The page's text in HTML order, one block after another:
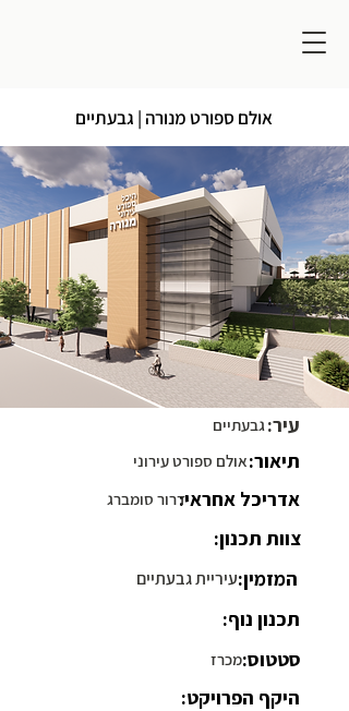
אולם ספורט מנורה | גבעתיים
גבעתיים
אולם ספורט עירוני
מכרז
עיר:
תיאור:
אדריכל אחראי:
צוות תכנון:
המזמין:
תכנון נוף:
סטטוס:
היקף הפרויקט:
דרור סומברג
עיריית גבעתיים